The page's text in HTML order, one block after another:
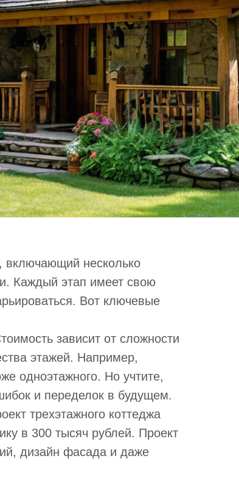
включающий несколько
Каждый этап имеет свою
Вот ключевые
зависит от сложности
этажей. Например,
одноэтажного. Но учтите,
и переделок в будущем.
трехэтажного коттеджа
в 300 тысяч рублей. Проект
дизайн фасада и даже